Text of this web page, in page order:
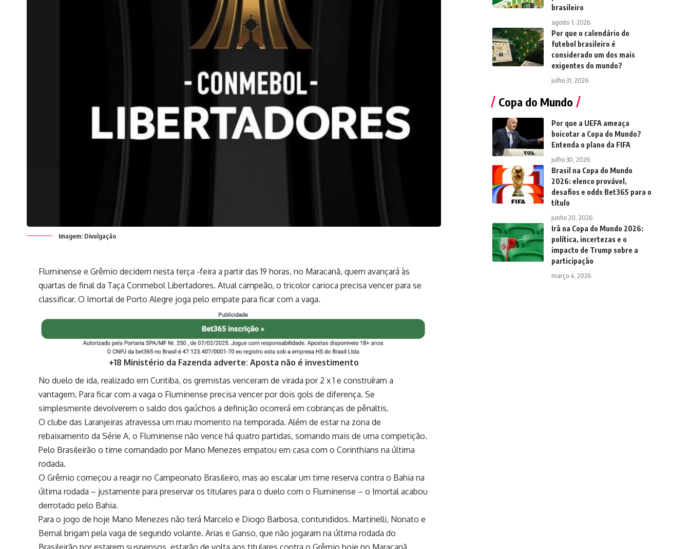
Imagem: Divulgação
Fluminense e Grêmio decidem nesta terça -feira a partir das 19 horas, no Maracanã, quem avançará às
quartas de final da Taça Conmebol Libertadores. Atual campeão, o tricolor carioca precisa vencer para se
classificar. O Imortal de Porto Alegre joga pelo empate para ficar com a vaga.
+18 Ministério da Fazenda adverte: Aposta não é investimento
No duelo de ida, realizado em Curitiba, os gremistas venceram de virada por 2 x 1 e construíram a
vantagem. Para ficar com a vaga o Fluminense precisa vencer por dois gols de diferença. Se
simplesmente devolverem o saldo dos gaúchos a definição ocorrerá em cobranças de pênaltis.
O clube das Laranjeiras atravessa um mau momento na temporada. Além de estar na zona de
rebaixamento da Série A, o Fluminense não vence há quatro partidas, somando mais de uma competição.
Pelo Brasileirão o time comandado por Mano Menezes empatou em casa com o Corinthians na última
rodada.
O Grêmio começou a reagir no Campeonato Brasileiro, mas ao escalar um time reserva contra o Bahia na
última rodada – justamente para preservar os titulares para o duelo com o Fluminense – o Imortal acabou
derrotado pelo Bahia.
Para o jogo de hoje Mano Menezes não terá Marcelo e Diogo Barbosa, contundidos. Martinelli, Nonato e
Bernal brigam pela vaga de segundo volante. Arias e Ganso, que não jogaram na última rodada do
brasileiro
agosto 1, 2026
Por que o calendário do
futebol brasileiro é
considerado um dos mais
exigentes do mundo?
julho 31, 2026
Copa do Mundo
Por que a UEFA ameaça
boicotar a Copa do Mundo?
Entenda o plano da FIFA
julho 30, 2026
Brasil na Copa do Mundo
2026: elenco provável,
desafios e odds Bet365 para o
título
junho 20, 2026
Irã na Copa do Mundo 2026:
política, incertezas e o
impacto de Trump sobre a
participação
março 4, 2026